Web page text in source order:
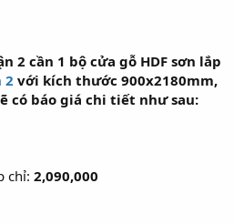
2 cần 1 bộ cửa gỗ HDF sơn lắp
2 với kích thước 900x2180mm,
có báo giá chi tiết như sau:
chỉ: 2,090,000